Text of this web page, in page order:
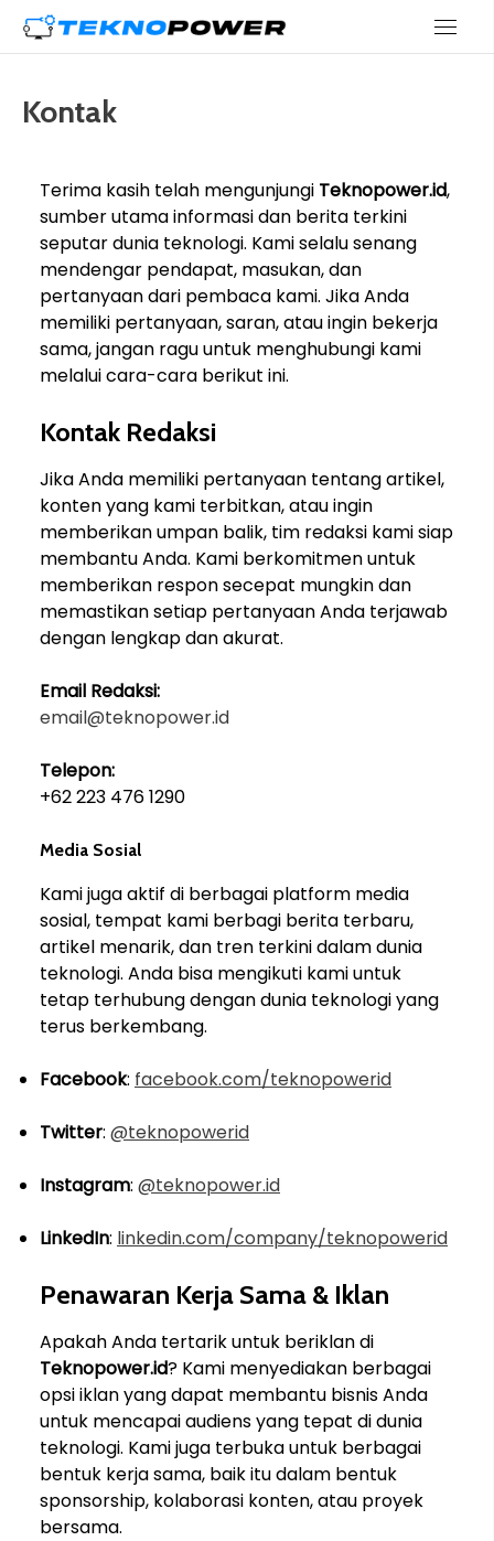
Skip
teknopower.id
Kontak
Terima kasih telah mengunjungi Teknopower.id,
sumber utama informasi dan berita terkini
seputar dunia teknologi. Kami selalu senang
mendengar pendapat, masukan, dan
pertanyaan dari pembaca kami. Jika Anda
memiliki pertanyaan, saran, atau ingin bekerja
sama, jangan ragu untuk menghubungi kami
melalui cara-cara berikut ini.
Kontak Redaksi
Jika Anda memiliki pertanyaan tentang artikel,
konten yang kami terbitkan, atau ingin
memberikan umpan balik, tim redaksi kami siap
membantu Anda. Kami berkomitmen untuk
memberikan respon secepat mungkin dan
memastikan setiap pertanyaan Anda terjawab
dengan lengkap dan akurat.
Email Redaksi:
email@teknopower.id
Telepon:
+62 223 476 1290
Media Sosial
Kami juga aktif di berbagai platform media
sosial, tempat kami berbagi berita terbaru,
artikel menarik, dan tren terkini dalam dunia
teknologi. Anda bisa mengikuti kami untuk
tetap terhubung dengan dunia teknologi yang
terus berkembang.
Facebook: facebook.com/teknopowerid
Twitter: @teknopowerid
Instagram: @teknopower.id
LinkedIn: linkedin.com/company/teknopowerid
Penawaran Kerja Sama & Iklan
Apakah Anda tertarik untuk beriklan di
Teknopower.id? Kami menyediakan berbagai
opsi iklan yang dapat membantu bisnis Anda
untuk mencapai audiens yang tepat di dunia
teknologi. Kami juga terbuka untuk berbagai
bentuk kerja sama, baik itu dalam bentuk
sponsorship, kolaborasi konten, atau proyek
bersama.